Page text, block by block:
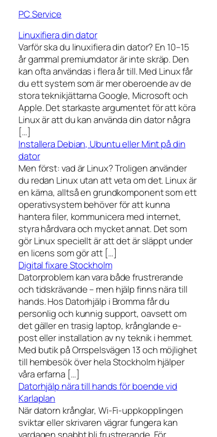
PC Service
Linuxifiera din dator
Varför ska du linuxifiera din dator? En 10–15
år gammal premiumdator är inte skräp. Den
kan ofta användas i flera år till. Med Linux får
du ett system som är mer oberoende av de
stora teknikjättarna Google, Microsoft och
Apple. Det starkaste argumentet för att köra
Linux är att du kan använda din dator några
[…]
Installera Debian, Ubuntu eller Mint på din
dator
Men först: vad är Linux? Troligen använder
du redan Linux utan att veta om det. Linux är
en kärna, alltså en grundkomponent som ett
operativsystem behöver för att kunna
hantera filer, kommunicera med internet,
styra hårdvara och mycket annat. Det som
gör Linux speciellt är att det är släppt under
en licens som gör att […]
Digital fixare Stockholm
Datorproblem kan vara både frustrerande
och tidskrävande – men hjälp finns nära till
hands. Hos Datorhjälp i Bromma får du
personlig och kunnig support, oavsett om
det gäller en trasig laptop, krånglande e-
post eller installation av ny teknik i hemmet.
Med butik på Orrspelsvägen 13 och möjlighet
till hembesök över hela Stockholm hjälper
våra erfarna […]
Datorhjälp nära till hands för boende vid
Karlaplan
När datorn krånglar, Wi-Fi-uppkopplingen
sviktar eller skrivaren vägrar fungera kan